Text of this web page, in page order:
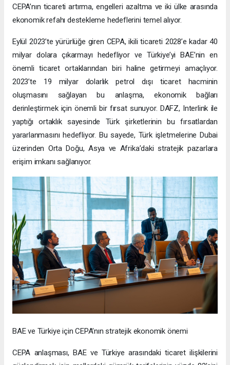
CEPA’nın ticareti artırma, engelleri azaltma ve iki ülke arasında
ekonomik refahı destekleme hedeflerini temel alıyor.
Eylül 2023’te yürürlüğe giren CEPA, ikili ticareti 2028’e kadar 40
milyar dolara çıkarmayı hedefliyor ve Türkiye’yi BAE’nin en
önemli ticaret ortaklarından biri haline getirmeyi amaçlıyor.
2023’te 19 milyar dolarlık petrol dışı ticaret hacminin
oluşmasını sağlayan bu anlaşma, ekonomik bağları
derinleştirmek için önemli bir fırsat sunuyor. DAFZ, Interlink ile
yaptığı ortaklık sayesinde Türk şirketlerinin bu fırsatlardan
yararlanmasını hedefliyor. Bu sayede, Türk işletmelerine Dubai
üzerinden Orta Doğu, Asya ve Afrika’daki stratejik pazarlara
erişim imkanı sağlanıyor.
BAE ve Türkiye için CEPA’nın stratejik ekonomik önemi
CEPA anlaşması, BAE ve Türkiye arasındaki ticaret ilişkilerini